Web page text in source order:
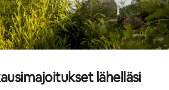
lähelläsi